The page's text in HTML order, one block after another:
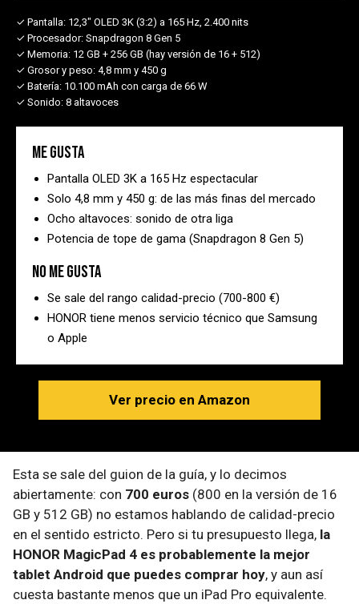
✓ Pantalla: 12,3" OLED 3K (3:2) a 165 Hz, 2.400 nits
✓ Procesador: Snapdragon 8 Gen 5
✓ Memoria: 12 GB + 256 GB (hay versión de 16 + 512)
✓ Grosor y peso: 4,8 mm y 450 g
✓ Batería: 10.100 mAh con carga de 66 W
✓ Sonido: 8 altavoces
Me gusta
Pantalla OLED 3K a 165 Hz espectacular
Solo 4,8 mm y 450 g: de las más finas del mercado
Ocho altavoces: sonido de otra liga
Potencia de tope de gama (Snapdragon 8 Gen 5)
No me gusta
Se sale del rango calidad-precio (700-800 €)
HONOR tiene menos servicio técnico que Samsung
o Apple
Ver precio en Amazon
Esta se sale del guion de la guía, y lo decimos
abiertamente: con 700 euros (800 en la versión de 16
GB y 512 GB) no estamos hablando de calidad-precio
en el sentido estricto. Pero si tu presupuesto llega, la
HONOR MagicPad 4 es probablemente la mejor
tablet Android que puedes comprar hoy, y aun así
cuesta bastante menos que un iPad Pro equivalente.